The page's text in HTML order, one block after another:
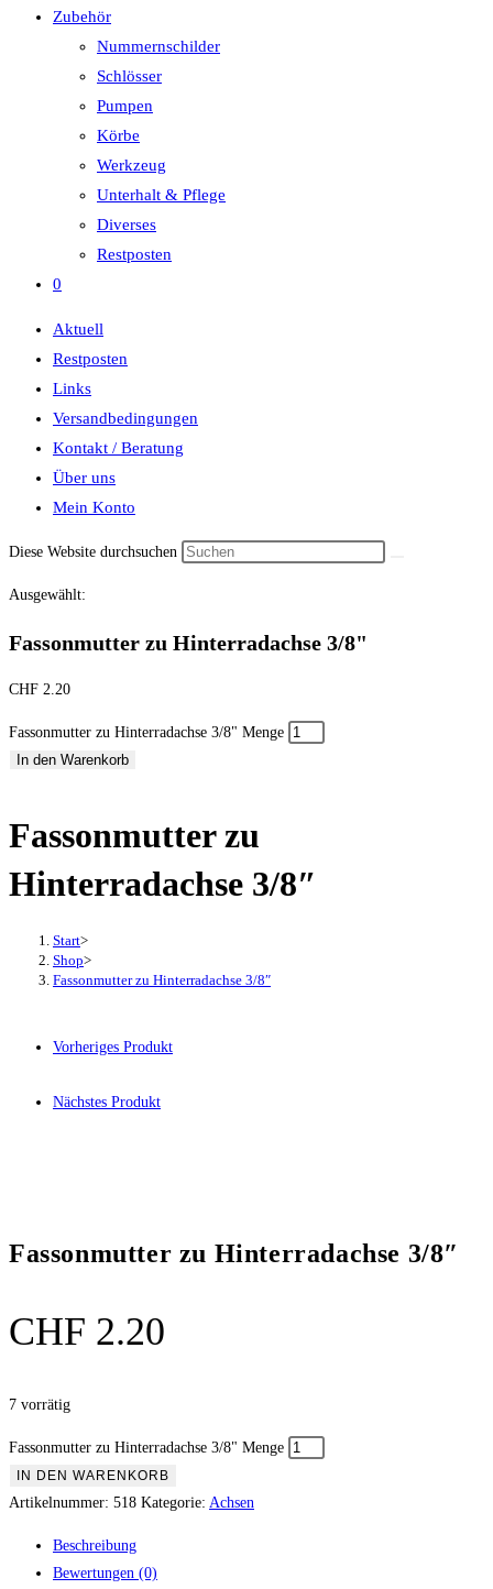
Zubehör
Nummernschilder
Schlösser
Pumpen
Körbe
Werkzeug
Unterhalt & Pflege
Diverses
Restposten
0
Aktuell
Restposten
Links
Versandbedingungen
Kontakt / Beratung
Über uns
Mein Konto
Diese Website durchsuchen
Ausgewählt:
Fassonmutter zu Hinterradachse 3/8"
CHF 2.20
Fassonmutter zu Hinterradachse 3/8" Menge
In den Warenkorb
Fassonmutter zu
Hinterradachse 3/8″
Start>
Shop>
Fassonmutter zu Hinterradachse 3/8″
Vorheriges Produkt
Nächstes Produkt
Fassonmutter zu Hinterradachse 3/8″
CHF 2.20
7 vorrätig
Fassonmutter zu Hinterradachse 3/8" Menge
IN DEN WARENKORB
Artikelnummer: 518 Kategorie: Achsen
Beschreibung
Bewertungen (0)